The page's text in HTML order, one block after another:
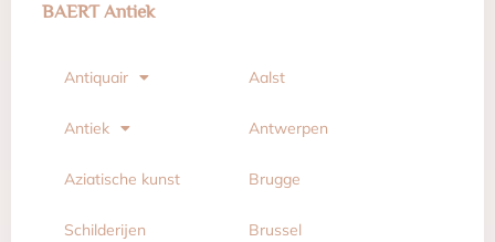
BAERT Antiek
Antiquair
Antiek
Aziatische kunst
Schilderijen
Aalst
Antwerpen
Brugge
Brussel